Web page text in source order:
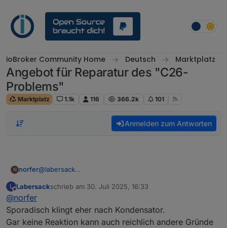
ioBroker Community Home Deutsch Marktplatz
Angebot für Reparatur des "C26-
Problems"
Marktplatz 1.1k 116 366.2k 101
Anmelden zum Antworten
N norfer@labersack
wegen Schnaps- daher erst jetzt meine Antwort:
1mal funktioniert er sporadisch.
L
Offline
Labersackschrieb am 30. Juli 2025, 16:33
zuletzt editiert von
@norfer
Sporadisch klingt eher nach Kondensator.
Gar keine Reaktion kann auch reichlich andere Gründe